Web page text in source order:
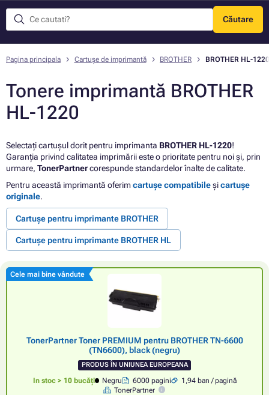
Căutare
Meniu
Pagina principala Cartușe de imprimantă BROTHER BROTHER HL-1220
Tonere imprimantă BROTHER
HL-1220
Selectați cartușul dorit pentru imprimanta BROTHER HL-1220!
Garanția privind calitatea imprimării este o prioritate pentru noi și, prin
urmare, TonerPartnercorespunde standardelor înalte de calitate.
Pentru această imprimantă oferimcartușe compatibileșicartușe
originale.
Cartușe pentru imprimante BROTHER
Cartușe pentru imprimante BROTHER HL
Cele mai bine vândute
TonerPartner Toner PREMIUM pentru BROTHER TN-6600
(TN6600), black (negru)
PRODUS ÎN UNIUNEA EUROPEANA
In stoc > 10 bucăți Negru 6000 pagini
1,94 ban / pagină
TonerPartner